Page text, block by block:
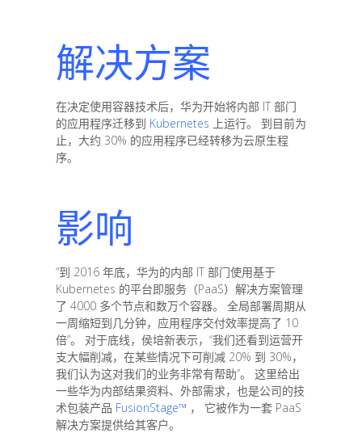
解决方案
在决定使用容器技术后，华为开始将内部 IT 部门
的应用程序迁移到 Kubernetes 上运行。 到目前为
止，大约 30% 的应用程序已经转移为云原生程
序。
影响
“到 2016 年底，华为的内部 IT 部门使用基于
Kubernetes 的平台即服务（PaaS）解决方案管理
了 4000 多个节点和数万个容器。 全局部署周期从
一周缩短到几分钟，应用程序交付效率提高了 10
倍”。 对于底线，侯培新表示，“我们还看到运营开
支大幅削减，在某些情况下可削减 20% 到 30%，
我们认为这对我们的业务非常有帮助”。 这里给出
一些华为内部结果资料、外部需求，也是公司的技
术包装产品 FusionStage™ ， 它被作为一套 PaaS
解决方案提供给其客户。